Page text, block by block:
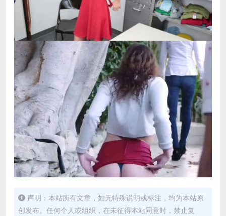
声明：本站所有文章，如无特殊说明或标注，均为本站原
创发布。任何个人或组织，在未征得本站同意时，禁止复